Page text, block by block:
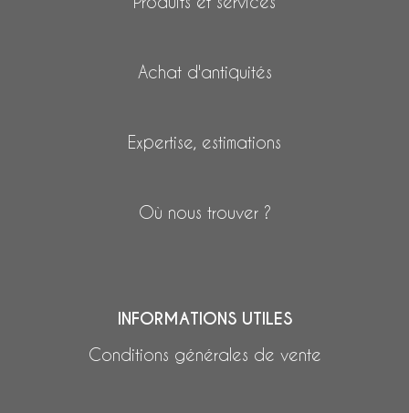
Achat d'antiquités
Expertise, estimations
Où nous trouver ?
INFORMATIONS UTILES
Conditions générales de vente